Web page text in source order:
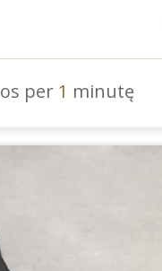
per 1 minutę